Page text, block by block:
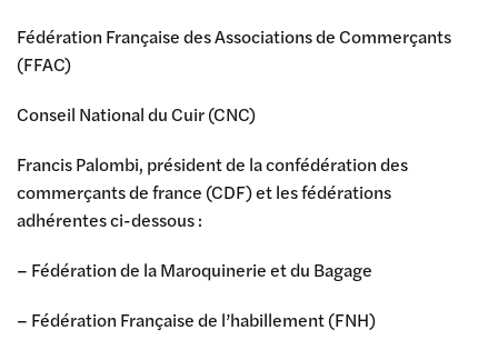
Fédération Française des Associations de Commerçants
(FFAC)
Conseil National du Cuir (CNC)
Francis Palombi, président de la confédération des
commerçants de france (CDF) et les fédérations
adhérentes ci-dessous :
– Fédération de la Maroquinerie et du Bagage
– Fédération Française de l’habillement (FNH)